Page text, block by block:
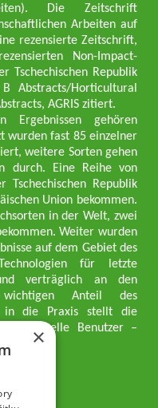
Die Zeitschrift
Arbeiten auf
rezensierte Zeitschrift,
Non-Impact-
Tschechischen Republik
Abstracts/Horticultural
AGRIS zitiert.
Ergebnissen gehören
wurden fast 85 einzelner
weitere Sorten gehen
durch. Eine Reihe von
Republik
Union bekommen.
in der Welt, zwei
Weiter wurden
auf dem Gebiet des
für letzte
verträglich an den
Anteil des
in die Praxis stellt die
Benutzer –
wird.
×